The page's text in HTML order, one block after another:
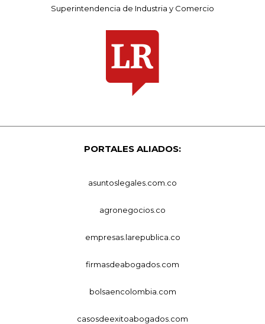
Superintendencia de Industria y Comercio
PORTALES ALIADOS:
asuntoslegales.com.co
agronegocios.co
empresas.larepublica.co
firmasdeabogados.com
bolsaencolombia.com
casosdeexitoabogados.com